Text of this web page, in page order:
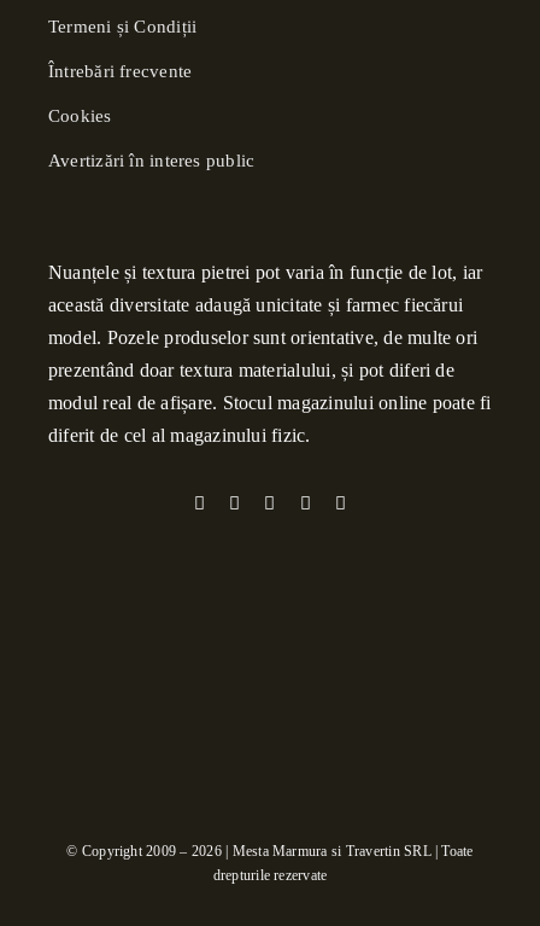
Termeni și Condiții
Întrebări frecvente
Cookies
Avertizări în interes public
Nuanțele și textura pietrei pot varia în funcție de lot, iar
această diversitate adaugă unicitate și farmec fiecărui
model. Pozele produselor sunt orientative, de multe ori
prezentând doar textura materialului, și pot diferi de
modul real de afișare. Stocul magazinului online poate fi
diferit de cel al magazinului fizic.
© Copyright 2009 – 2026 | Mesta Marmura si Travertin SRL | Toate
drepturile rezervate